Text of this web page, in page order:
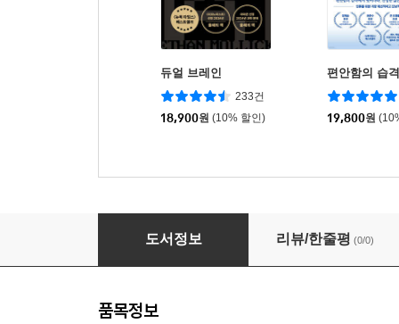
듀얼 브레인
233건
18,900원 (10% 할인)
편안함의 습격
19,800원
다시, 동학
도서정보 리뷰/한줄평 (0/0)
품목정보